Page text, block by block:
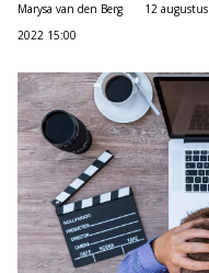
Marysa van den Berg
12 augustus
2022 15:00